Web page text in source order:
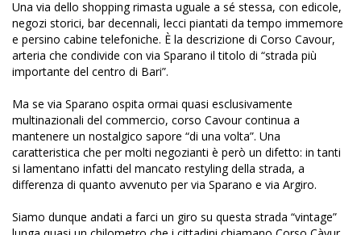
Una via dello shopping rimasta uguale a sé stessa, con edicole,
negozi storici, bar decennali, lecci piantati da tempo immemore
e persino cabine telefoniche. È la descrizione di Corso Cavour,
arteria che condivide con via Sparano il titolo di “strada più
importante del centro di Bari”.
Ma se via Sparano ospita ormai quasi esclusivamente
multinazionali del commercio, corso Cavour continua a
mantenere un nostalgico sapore “di una volta”. Una
caratteristica che per molti negozianti è però un difetto: in tanti
si lamentano infatti del mancato restyling della strada, a
differenza di quanto avvenuto per via Sparano e via Argiro.
Siamo dunque andati a farci un giro su questa strada “vintage”